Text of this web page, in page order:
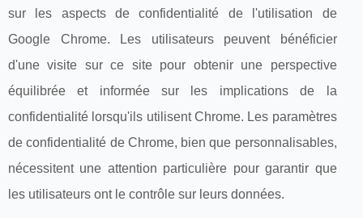
sur les aspects de confidentialité de l'utilisation de
Google Chrome. Les utilisateurs peuvent bénéficier
d'une visite sur ce site pour obtenir une perspective
équilibrée et informée sur les implications de la
confidentialité lorsqu'ils utilisent Chrome. Les paramètres
de confidentialité de Chrome, bien que personnalisables,
nécessitent une attention particulière pour garantir que
les utilisateurs ont le contrôle sur leurs données.